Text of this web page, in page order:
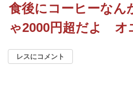
食後にコーヒーなん
ゃ2000円超だよ オ
レスにコメント